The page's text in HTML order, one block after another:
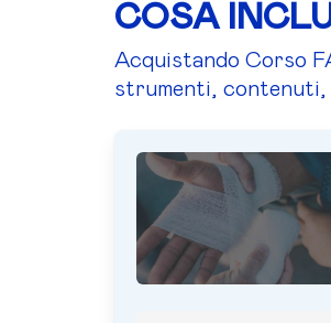
COSA
Acquistando Corso
strumenti,